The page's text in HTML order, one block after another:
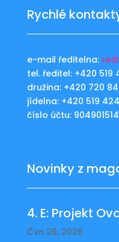
Rychlé
e-mail ředitelna:
tel. ředitel: +420 519
družina: +420 720
jídelna: +420 519
číslo účtu:
Novinky z
4. E: Projekt
Čvn 26, 2026